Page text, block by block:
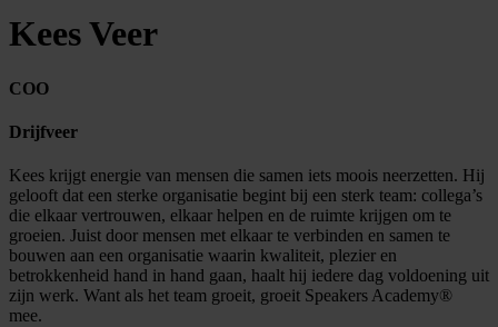
Kees Veer
COO
Drijfveer
Kees krijgt energie van mensen die samen iets moois neerzetten. Hij
gelooft dat een sterke organisatie begint bij een sterk team: collega’s
die elkaar vertrouwen, elkaar helpen en de ruimte krijgen om te
groeien. Juist door mensen met elkaar te verbinden en samen te
bouwen aan een organisatie waarin kwaliteit, plezier en
betrokkenheid hand in hand gaan, haalt hij iedere dag voldoening uit
zijn werk. Want als het team groeit, groeit Speakers Academy®
mee.